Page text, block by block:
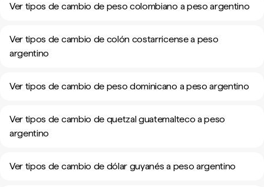
Ver tipos de cambio de peso colombiano a peso argentino
Ver tipos de cambio de colón costarricense a peso
argentino
Ver tipos de cambio de peso dominicano a peso argentino
Ver tipos de cambio de quetzal guatemalteco a peso
argentino
Ver tipos de cambio de dólar guyanés a peso argentino